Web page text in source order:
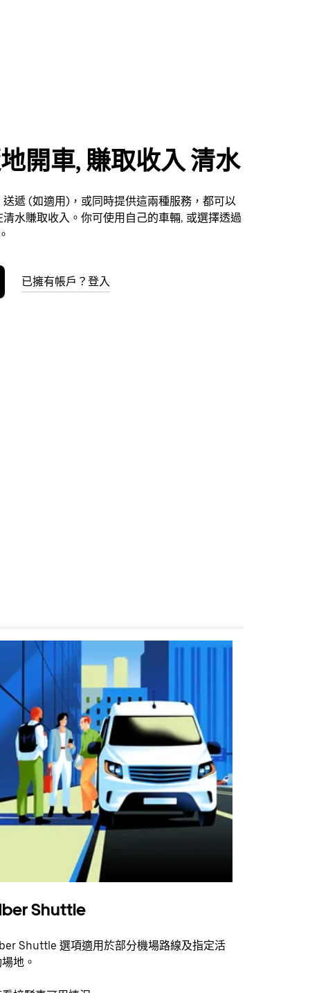
開車, 賺取收入 清水
遞 (如適用)，或同時提供這兩種服務，都可以
清水賺取收入。你可使用自己的車輛, 或選擇透過
已擁有帳戶？登入
Shuttle
Shuttle 選項適用於部分機場路線及指定活
地。